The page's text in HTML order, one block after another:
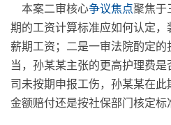
本案二审核心争议焦点聚焦于
期的工资计算标准应如何认定
薪期工资；二是一审法院酌定
当，孙某某主张的更高护理费
司未按期申报工伤，孙某某在
金额赔付还是按社保部门核定标